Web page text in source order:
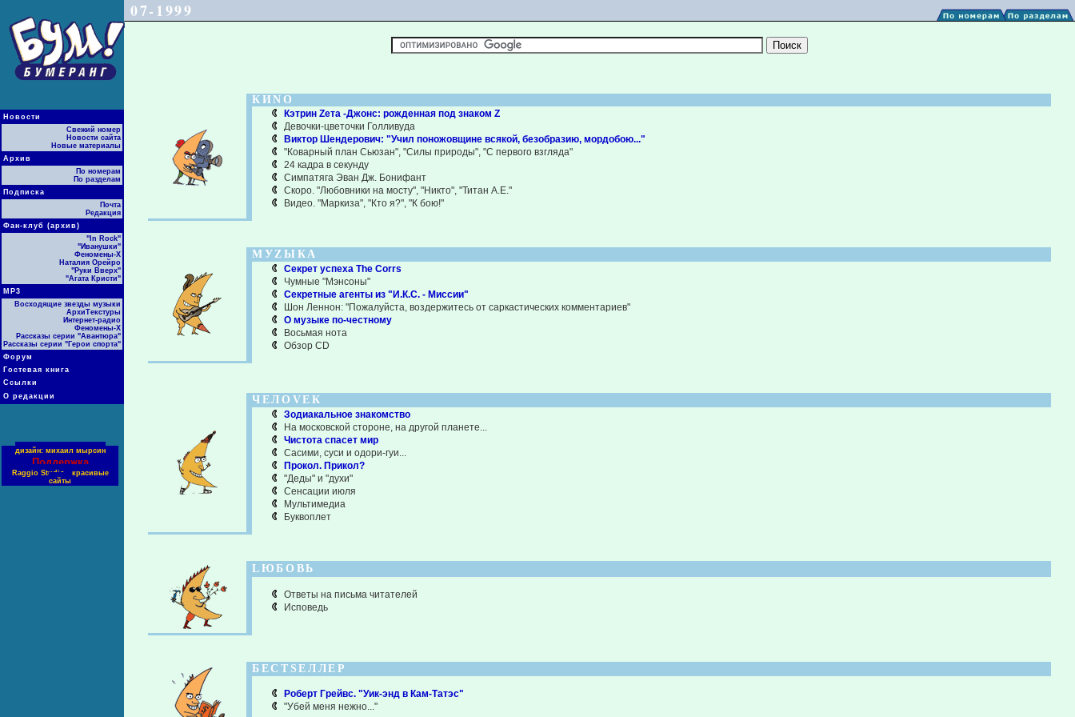
Новости
Свежий номер
Новости сайта
Новые материалы
Архив
По номерам
По разделам
Подписка
Почта
Редакция
Фан-клуб (архив)
"In Rock"
"Иванушки"
Феномены-Х
Наталия Орейро
"Руки Вверх"
"Агата Кристи"
МР3
Восходящие звезды музыки
АрхиТекстуры
Интернет-радио
Феномены-Х
Рассказы серии "Авантюра"
Рассказы серии "Герои спорта"
Форум
Гостевая книга
Ссылки
О редакции
дизайн: михаил мырсин
Поддержка
Raggio Studio - красивые
сайты
07-1999
КИNО
Кэтрин Zета -Джонс: рожденная под знаком Z
Девочки-цветочки Голливуда
Виктор Шендерович: "Учил поножовщине всякой, безобразию, мордобою..."
"Коварный план Сьюзан", "Силы природы", "С первого взгляда"
24 кадра в секунду
Симпатяга Эван Дж. Бонифант
Скоро. "Любовники на мосту", "Никто", "Титан А.Е."
Видео. "Маркиза", "Кто я?", "К бою!"
МУZЫКА
Секрет успеха The Corrs
Чумные "Мэнсоны"
Секретные агенты из "И.К.С. - Миссии"
Шон Леннон: "Пожалуйста, воздержитесь от саркастических комментариев"
О музыке по-честному
Восьмая нота
Обзор CD
ЧЕЛОVЕК
Зодиакальное знакомство
На московской стороне, на другой планете...
Чистота спасет мир
Сасими, суси и одори-гуи...
Прокол. Прикол?
"Деды" и "духи"
Сенсации июля
Мультимедиа
Буквоплет
LЮБОВЬ
Ответы на письма читателей
Исповедь
БЕСТSЕЛЛЕР
Роберт Грейвс. "Уик-энд в Кам-Татэс"
"Убей меня нежно..."